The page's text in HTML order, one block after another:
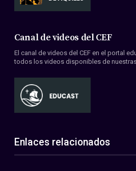
Canal de videos del CEF
El canal de videos del CEF en el portal
todos los videos disponibles de
Enlaces relacionados